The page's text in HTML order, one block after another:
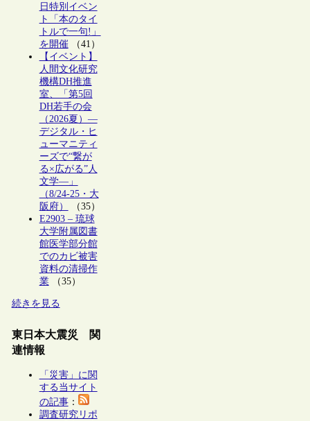
日特別イベン
ト「本のタイ
トルで一句!」
を開催（41）
【イベント】
人間文化研究
機構DH推進
室、「第5回
DH若手の会
（2026夏）―
デジタル・ヒ
ューマニティ
ーズで“繋が
る×広がる”人
文学―」
（8/24-25・大
阪府）
（35）
E2903 – 琉球
大学附属図書
館医学部分館
でのカビ被害
資料の清掃作
業（35）
続きを見る
東日本大震災 関
連情報
「災害」に関
する当サイト
の記事：
調査研究リポ